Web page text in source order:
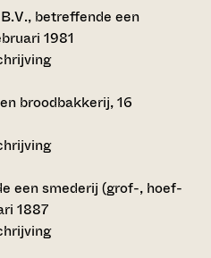
betreffende een
1981
broodbakkerij, 16
een smederij (grof-, hoef-
1887